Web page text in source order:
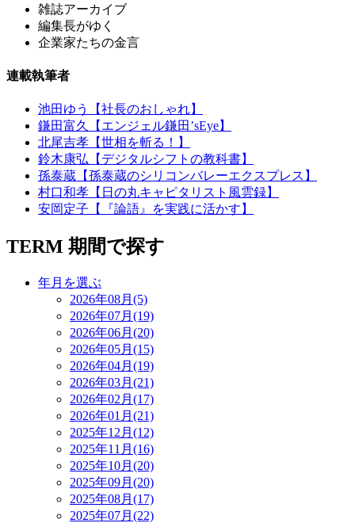
雑誌アーカイブ
編集長がゆく
企業家たちの金言
連載執筆者
池田ゆう【社長のおしゃれ】
鎌田富久【エンジェル鎌田’sEye】
北尾吉孝【世相を斬る！】
鈴木康弘【デジタルシフトの教科書】
孫泰蔵【孫泰蔵のシリコンバレーエクスプレス】
村口和孝【日の丸キャピタリスト風雲録】
安岡定子【『論語』を実践に活かす】
TERM 期間で探す
年月を選ぶ
2026年08月(5)
2026年07月(19)
2026年06月(20)
2026年05月(15)
2026年04月(19)
2026年03月(21)
2026年02月(17)
2026年01月(21)
2025年12月(12)
2025年11月(16)
2025年10月(20)
2025年09月(20)
2025年08月(17)
2025年07月(22)